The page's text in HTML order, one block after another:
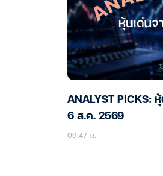
ANALYST PICKS:
6 ส.ค. 2569
09:47 น.